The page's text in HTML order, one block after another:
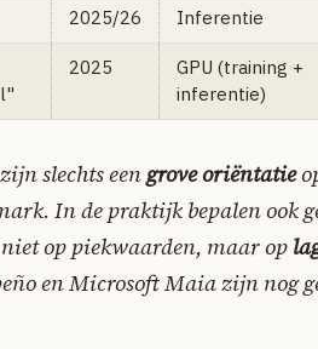
2025/26 Inferentie
2025
GPU (training +
inferentie)
slechts eengrove oriëntatie
In de praktijk bepalen ook
op piekwaarden, maar op
en Microsoft Maia zijn nog